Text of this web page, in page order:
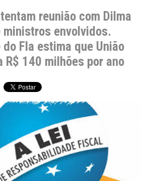
reunião com Dilma
ministros envolvidos.
do Fla estima que União
R$ 140 milhões por ano